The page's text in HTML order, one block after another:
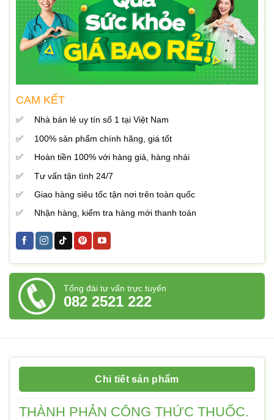
CAM KẾT
Nhà bán lẻ uy tín số 1 tại Việt Nam
100% sản phẩm chính hãng, giá tốt
Hoàn tiền 100% với hàng giả, hàng nhái
Tư vấn tận tình 24/7
Giao hàng siêu tốc tận nơi trên toàn quốc
Nhận hàng, kiểm tra hàng mới thanh toán
Tổng đài tư vấn trực tuyến
082 2521 222
Chi tiết sản phẩm
THÀNH PHẢN CÔNG THỨC THUỐC.